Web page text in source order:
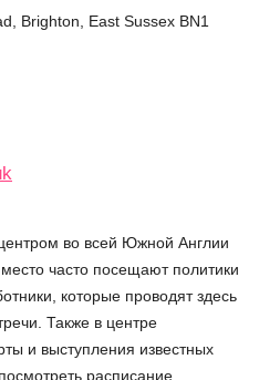
Brighton, East Sussex BN1
во всей Южной Англии
часто посещают политики
которые проводят здесь
Также в центре
и выступления известных
расписание